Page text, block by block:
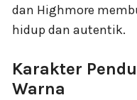
dan Highmore
hidup dan autentik.
Karakter
Warna